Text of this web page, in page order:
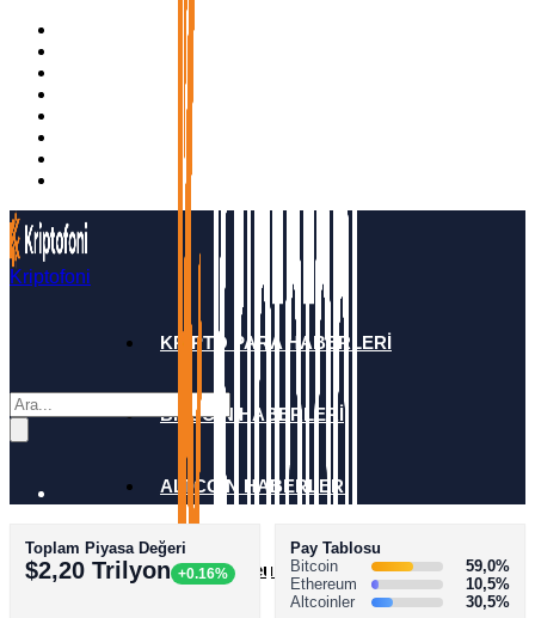
Kriptofoni
KRİPTO PARA HABERLERİ
BİTCOİN HABERLERİ
ALTCOİN HABERLERİ
Ethereum Haberleri
AKADEMİ
Toplam Piyasa Değeri
$2,20 Trilyon +0.16%
Pay Tablosu
Bitcoin
59,0%
Ethereum
10,5%
Altcoinler
30,5%